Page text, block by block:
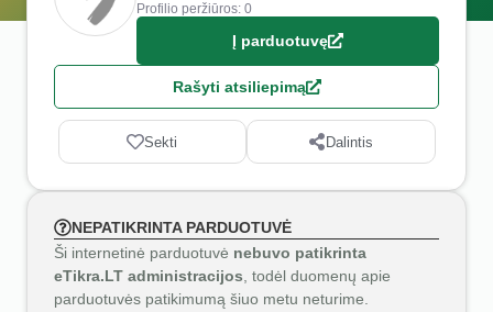
Profilio peržiūros: 0
Į parduotuvę
Rašyti atsiliepimą
Sekti Dalintis
NEPATIKRINTA PARDUOTUVĖ
Ši internetinė parduotuvė nebuvo patikrinta
eTikra.LT administracijos , todėl duomenų apie
parduotuvės patikimumą šiuo metu neturime.